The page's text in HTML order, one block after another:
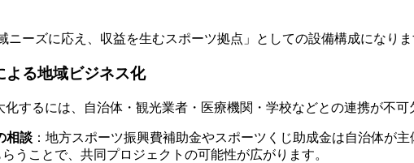
ーズに応え、収益を生むスポーツ拠点」としての設備構成になりま
よる地域ビジネス化
するには、自治体・観光業者・医療機関・学校などとの連携が不可
相談 ：地方スポーツ振興費補助金やスポーツくじ助成金は自治体が
うことで、共同プロジェクトの可能性が広がります。